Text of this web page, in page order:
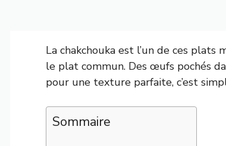
La chakchouka est l’un de ces
le plat commun. Des œufs pochés
pour une texture parfaite, c’est
Sommaire